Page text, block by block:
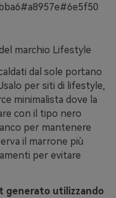
marchio Lifestyle
dal sole portano
per siti di lifestyle,
minimalista dove la
con il tipo nero
per mantenere
il marrone più
per evitare
generato utilizzando